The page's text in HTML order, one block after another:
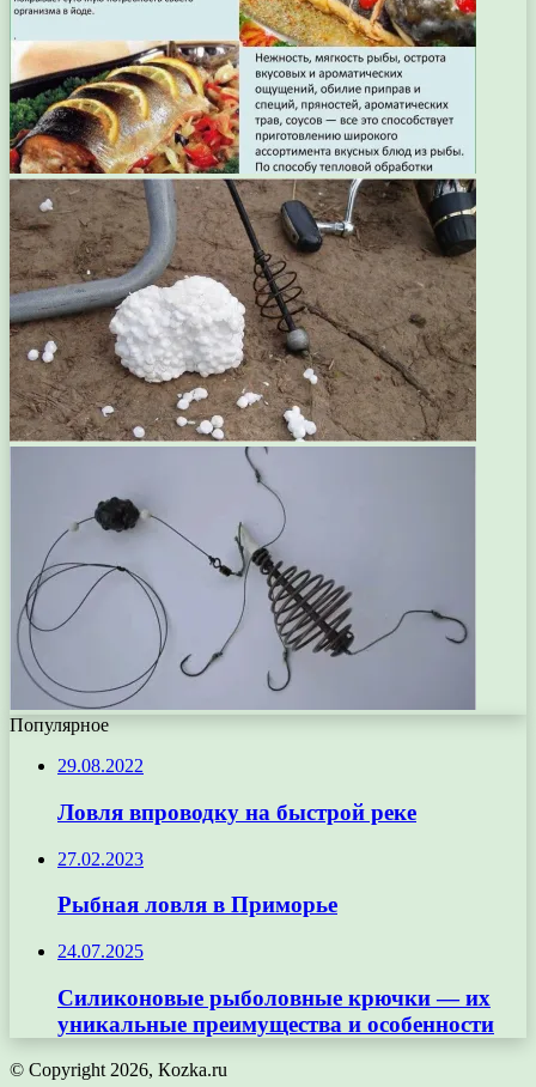
Популярное
29.08.2022
Ловля впроводку на быстрой реке
27.02.2023
Рыбная ловля в Приморье
24.07.2025
Силиконовые рыболовные крючки — их
уникальные преимущества и особенности
© Copyright 2026, Кozka.ru